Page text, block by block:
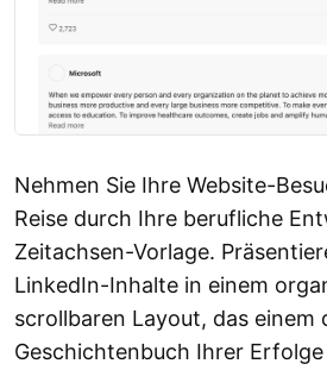
Nehmen Sie Ihre Website-
Reise durch Ihre berufliche
Zeitachsen-Vorlage.
LinkedIn-Inhalte in einem
scrollbaren Layout, das einem
Geschichtenbuch Ihrer